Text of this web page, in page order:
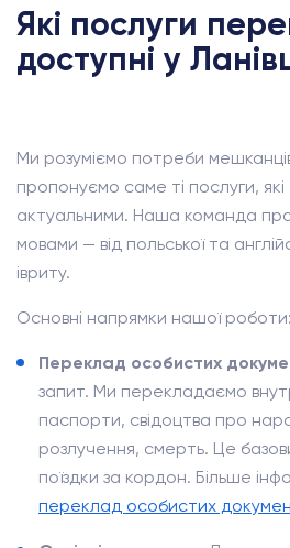
Які послуги
доступні у
Ми розуміємо потреби
пропонуємо саме ті послуги, які
актуальними. Наша команда
мовами — від польської та
івриту.
Основні напрямки нашої роботи:
Переклад особистих
запит. Ми перекладаємо
паспорти, свідоцтва про
розлучення, смерть. Це
поїздки за кордон. Більше
переклад особистих